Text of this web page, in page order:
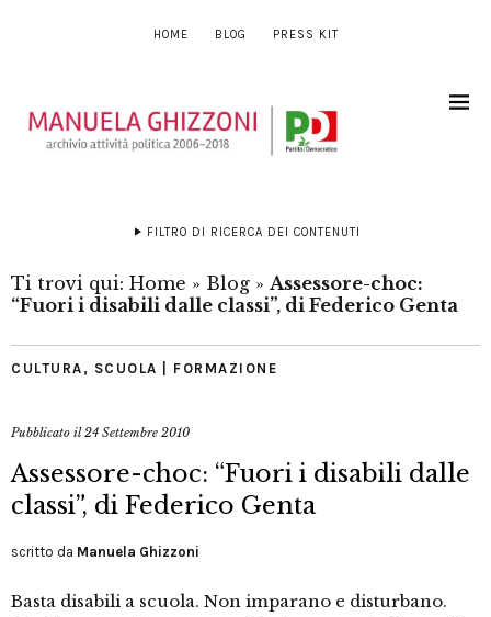
HOME BLOG PRESS KIT
FILTRO DI RICERCA DEI CONTENUTI
Ti trovi qui: Home » Blog » Assessore-choc:
“Fuori i disabili dalle classi”, di Federico Genta
CULTURA , SCUOLA | FORMAZIONE
Pubblicato il24 Settembre 2010
Assessore-choc: “Fuori i disabili dalle
classi”, di Federico Genta
scritto da Manuela Ghizzoni
Basta disabili a scuola. Non imparano e disturbano.